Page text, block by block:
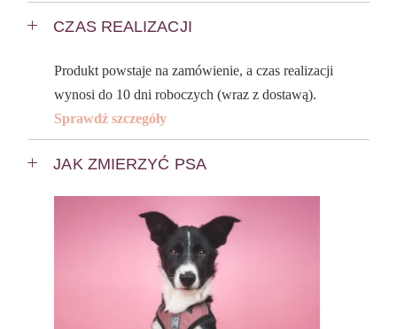
CZAS REALIZACJI
Produkt powstaje na zamówienie, a czas realizacji
wynosi do 10 dni roboczych (wraz z dostawą).
Sprawdź szczegóły
JAK ZMIERZYĆ PSA